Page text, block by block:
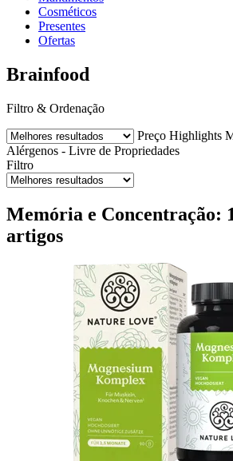
Cosméticos
Presentes
Ofertas
Brainfood
Filtro & Ordenação
Preço Highlights
Alérgenos - Livre de Propriedades
Filtro
Memória e Concentração:
artigos